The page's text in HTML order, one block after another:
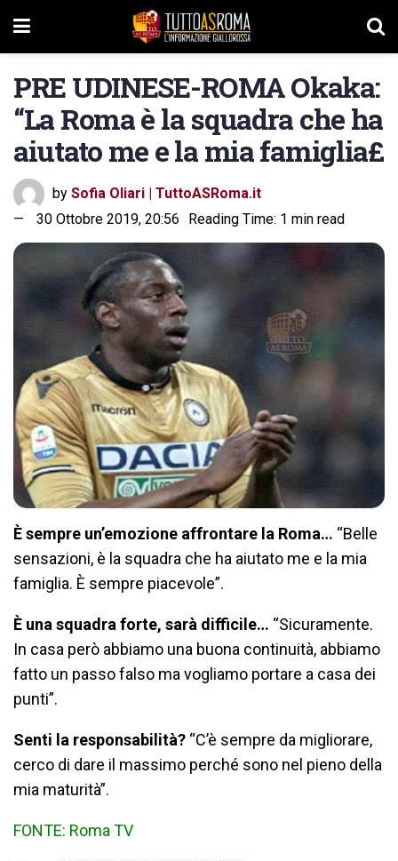
PRE UDINESE-ROMA Okaka:
“La Roma è la squadra che ha
aiutato me e la mia famiglia£
by Sofia Oliari | TuttoASRoma.it
30 Ottobre 2019, 20:56
Reading Time: 1 min read
È sempre un’emozione affrontare la Roma… “Belle
sensazioni, è la squadra che ha aiutato me e la mia
famiglia. È sempre piacevole”.
È una squadra forte, sarà difficile… “Sicuramente.
In casa però abbiamo una buona continuità, abbiamo
fatto un passo falso ma vogliamo portare a casa dei
punti”.
Senti la responsabilità? “C’è sempre da migliorare,
cerco di dare il massimo perché sono nel pieno della
mia maturità”.
FONTE: Roma TV